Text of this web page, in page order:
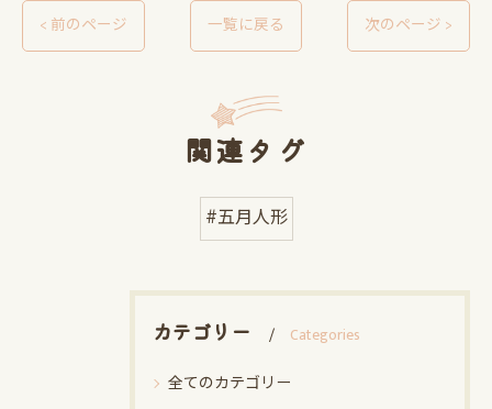
< 前のページ 一覧に戻る 次のページ >
関連タグ
#五月人形
カテゴリー Categories
全てのカテゴリー